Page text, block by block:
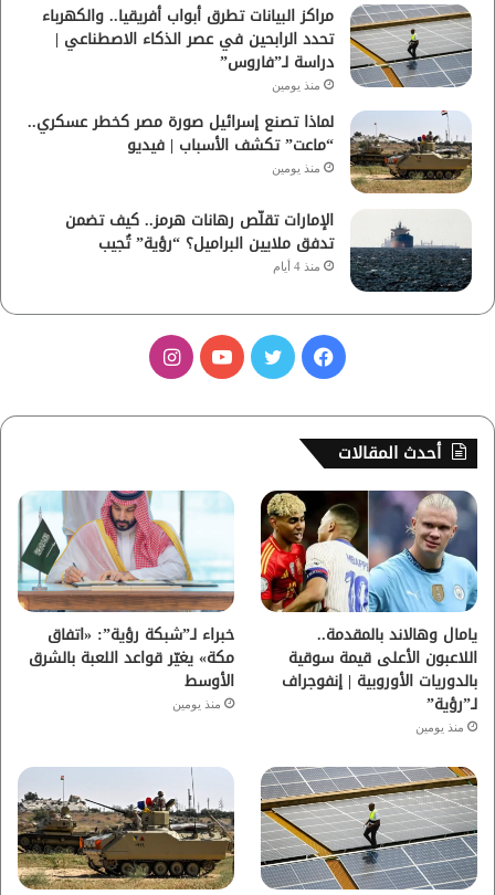
مراكز البيانات تطرق أبواب أفريقيا.. والكهرباء
تحدد الرابحين في عصر الذكاء الاصطناعي |
دراسة لـ”فاروس”
منذ يومين
لماذا تصنع إسرائيل صورة مصر كخطر عسكري..
“ماعت” تكشف الأسباب | فيديو
منذ يومين
الإمارات تقلّص رهانات هرمز.. كيف تضمن
تدفق ملايين البراميل؟ “رؤية” تُجيب
منذ 4 أيام
س
ب
و
ك
ي
ب
ت
ق
ر
ا
م
أحدث المقالات
يامال وهالاند بالمقدمة..
اللاعبون الأعلى قيمة سوقية
بالدوريات الأوروبية | إنفوجراف
لـ”رؤية”
منذ يومين
خبراء لـ”شبكة رؤية”: «اتفاق
مكة» يغيّر قواعد اللعبة بالشرق
الأوسط
منذ يومين